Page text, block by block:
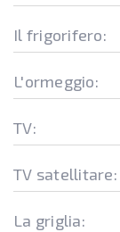
Il frigorifero:
L'ormeggio:
TV:
TV satellitare:
La griglia: